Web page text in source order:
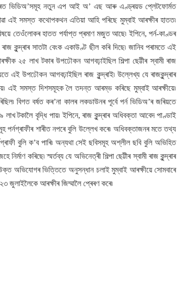
ভিডিঅ’সমূহ নতুন এপ আই অ’ এছ আৰু এণ্ড্ৰয়ড প্লেটফোৰ্মত
এই সমস্ত কথোপকথন এতিয়া আহি পৰিছে মুম্বাই আৰক্ষীৰ হাতত৷
তেওঁলোকৰ হাতত পৰ্যাপ্ত প্ৰমাণ মজুত আছে৷ ইপিনে, পৰ্ন-কাণ্ডৰ
কুন্দ্ৰাৰ সাতটা বেংক একাউণ্ট ছীল কৰি দিছে৷ জানিব পৰামতে এই
২৫ লাখ টকাৰ উপঢৌকন আগবঢ়াইছিল শিল্পা ছেট্টীৰ স্বামী ৰাজ
এই উপঢৌকন আগবঢ়াইছিল ৰাজ কুন্দ্ৰাই৷ উল্লেখ্য যে ৰাজকুন্দ্ৰাৰ
এই সমস্ত দিশসমূহক লৈ তদন্ত আৰম্ভ কৰিছে মুম্বাই আৰক্ষীয়ে৷
বিগত বৰ্ষত কৰ’না কালৰ লকডাউনৰ পূৰ্বে পৰ্ন ভিডিঅ’ৰ জৰিয়তে
টকালৈ বৃদ্ধি পায়৷ ইপিনে, ৰাজ কুন্দ্ৰাৰ অধিবক্তা আবেদ পাণ্ডাই
পৰ্নগ্ৰাফীৰ শাৰীত নপৰে বুলি উল্লেখ কৰে৷ অধিবক্তাজনৰ মতে তথ্য
বুলি ক’ব পাৰি৷ অন্যথা সেই ছবিসমূহ অশ্লীল ছবি বুলি অভিহিত
কৰিছে৷ স্মৰ্তব্য যে অভিনেত্ৰী শিল্পা ছেট্টীৰ স্বামী ৰাজ কুন্দ্ৰাৰ
উক্ত অভিযোগৰ ভিত্তিতে অনুসন্ধান চলাই মুম্বাই আৰক্ষীয়ে সোমবাৰে
আৰক্ষীৰ জিম্মালৈ প্ৰেৰণ কৰে৷